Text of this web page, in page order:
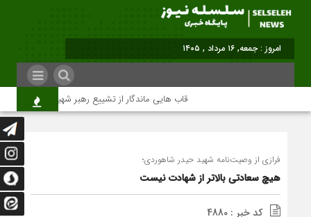
امروز : جمعه, ۱۶ مرداد , ۱۴۰۵
قاب هایی ماندگار از تشییع رهبر شهید در تهران
فرازی از وصيت‌نامه شهيد حيدر شاهوردی؛
هیچ سعادتی بالاتر از شهادت نیست
کد خبر : 4880